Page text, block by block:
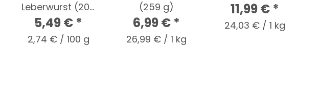
Leberwurst (200
g)
5,49 € *
2,74 € / 100 g
(259 g)
6,99 € *
26,99 € / 1 kg
11,99 € *
24,03 € / 1 kg